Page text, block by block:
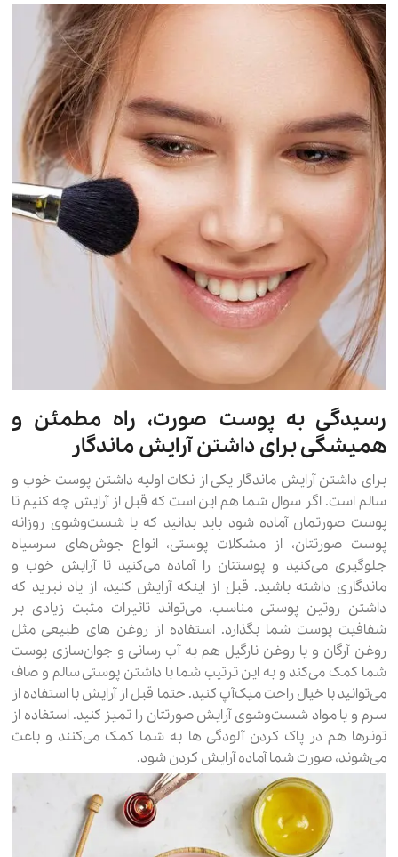
رسیدگی به پوست صورت، راه مطمئن و
همیشگی برای داشتن آرایش ماندگار
برای داشتن آرایش ماندگار یکی از نکات اولیه داشتن پوست خوب و
سالم است. اگر سوال شما هم این است که قبل از آرایش چه کنیم تا
پوست صورتمان آماده شود باید بدانید که با شست‌و‌شوی روزانه
پوست صورتتان، از مشکلات پوستی، انواع جوش‌های سر‌سیاه
جلوگیری می‌کنید و پوستتان را آماده می‌کنید تا آرایش خوب و
ماندگاری داشته باشید. قبل از اینکه آرایش کنید، از یاد نبرید که
داشتن روتین پوستی مناسب، می‌تواند تاثیرات مثبت زیادی بر
شفافیت پوست شما بگذارد. استفاده از روغن های طبیعی مثل
روغن آرگان و یا روغن نارگیل هم به آب رسانی و جوان‌سازی پوست
شما کمک می‌کند و به این ترتیب شما با داشتن پوستی سالم و صاف
می‌توانید با خیال راحت میک‌آپ کنید. حتما قبل از آرایش با استفاده از
سرم و یا مواد شست‌و‌شوی آرایش صورتتان را تمیز کنید. استفاده از
تونرها هم در پاک کردن آلودگی ها به شما کمک می‌کنند و باعث
می‌شوند، صورت شما آماده آرایش کردن شود.